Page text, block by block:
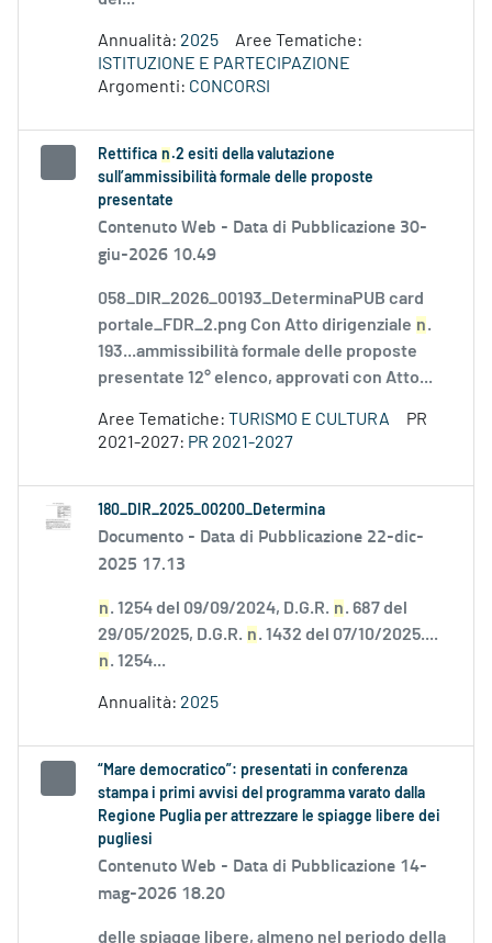
Annualità: 2025
Aree Tematiche:
ISTITUZIONE E PARTECIPAZIONE
Argomenti: CONCORSI
Rettifica n .2 esiti della valutazione
sull’ammissibilità formale delle proposte
presentate
Contenuto Web - Data di Pubblicazione 30-
giu-2026 10.49
058_DIR_2026_00193_DeterminaPUB card
portale_FDR_2.png Con Atto dirigenziale n.
193...ammissibilità formale delle proposte
presentate 12° elenco, approvati con Atto...
Aree Tematiche: TURISMO E CULTURA
PR
2021-2027: PR 2021-2027
180_DIR_2025_00200_Determina
Documento - Data di Pubblicazione 22-dic-
2025 17.13
n. 1254 del 09/09/2024, D.G.R. n. 687 del
29/05/2025, D.G.R. n. 1432 del 07/10/2025....
n. 1254...
Annualità: 2025
“Mare democratico”: presentati in conferenza
stampa i primi avvisi del programma varato dalla
Regione Puglia per attrezzare le spiagge libere dei
pugliesi
Contenuto Web - Data di Pubblicazione 14-
mag-2026 18.20
delle spiagge libere, almeno nel periodo della